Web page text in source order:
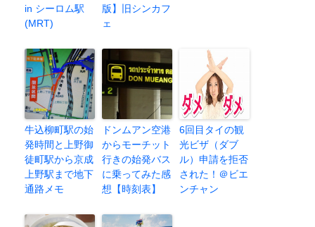
in シーロム駅
(MRT)
版】旧シンカフ
ェ
牛込柳町駅の始
発時間と上野御
徒町駅から京成
上野駅まで地下
通路メモ
ドンムアン空港
からモーチット
行きの始発バス
に乗ってみた感
想【時刻表】
6回目タイの観
光ビザ（ダブ
ル）申請を拒否
された！＠ビエ
ンチャン